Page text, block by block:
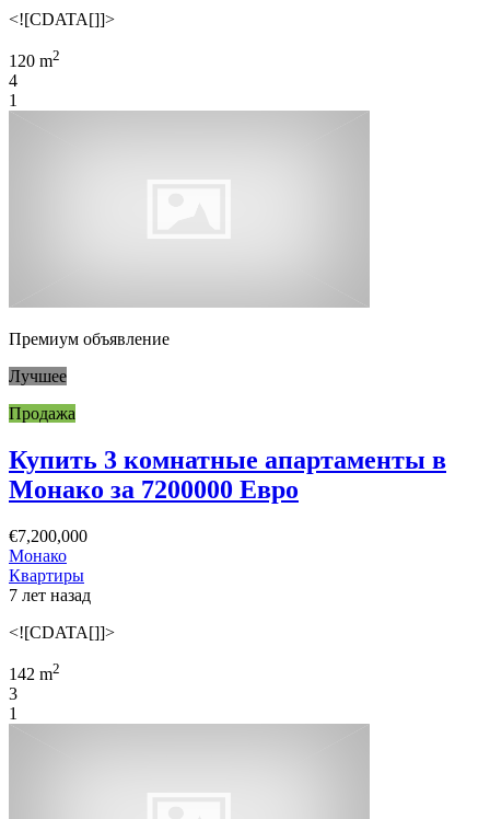
<![CDATA[]]>
120 m2
4
1
Премиум объявление
Лучшее
Продажа
Купить 3 комнатные апартаменты в
Монако за 7200000 Евро
€7,200,000
Монако
Квартиры
7 лет назад
<![CDATA[]]>
142 m2
3
1